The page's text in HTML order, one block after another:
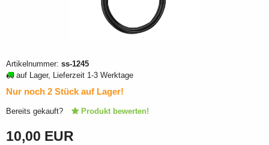
Artikelnummer: ss-1245
auf Lager, Lieferzeit 1-3 Werktage
Nur noch 2 Stück auf Lager!
Bereits gekauft? Produkt bewerten!
10,00 EUR